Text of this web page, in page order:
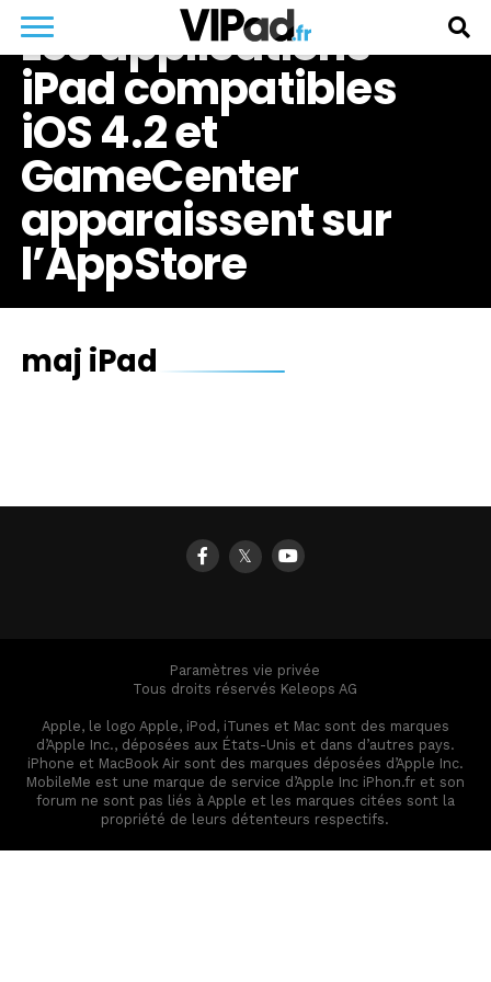
Les applications
iPad compatibles
iOS 4.2 et
GameCenter
apparaissent sur
l’AppStore
maj iPad
𝕏
Paramètres vie privée
Tous droits réservés Keleops AG
Apple, le logo Apple, iPod, iTunes et Mac sont des marques
d’Apple Inc., déposées aux États-Unis et dans d’autres pays.
iPhone et MacBook Air sont des marques déposées d’Apple Inc.
MobileMe est une marque de service d’Apple Inc iPhon.fr et son
forum ne sont pas liés à Apple et les marques citées sont la
propriété de leurs détenteurs respectifs.